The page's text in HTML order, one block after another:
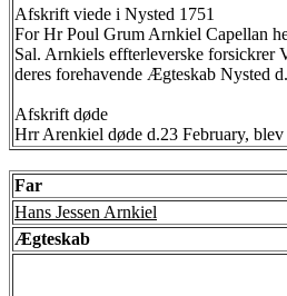
Afskrift viede i Nysted 1751
For Hr Poul Grum Arnkiel Capellan
Sal. Arnkiels effterleverske forsickrer
deres forehavende Ægteskab Nysted
Afskrift døde
Hrr Arenkiel døde d.23 February,
Far
Hans Jessen Arnkiel
Ægteskab